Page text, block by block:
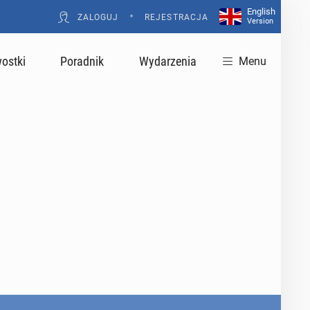
ZALOGUJ • REJESTRACJA
English
Version
Poradnik Wydarzenia Menu